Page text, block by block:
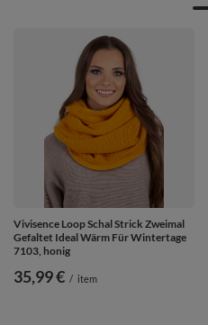
Vivisence Loop Schal Strick Zweimal
Gefaltet Ideal Wärm Für Wintertage
7103, honig
35,99 € / item